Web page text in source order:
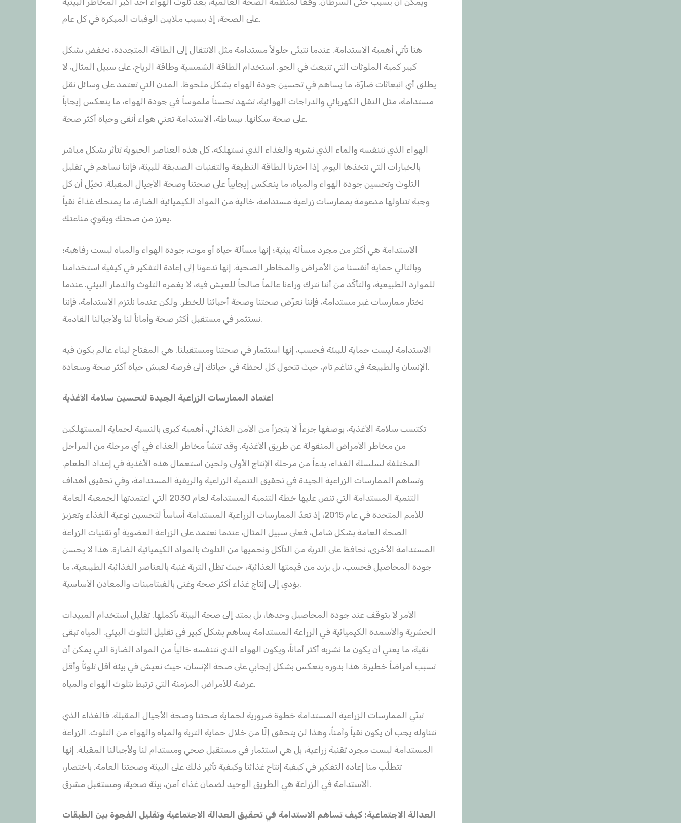
على الصحة، إذ يسبب ملايين الوفيات المبكرة في كل عام.
هنا تأتي أهمية الاستدامة. عندما نتبنّى حلولاً مستدامة مثل الانتقال إلى الطاقة المتجددة، نخفض بشكل
كبير كمية الملوثات التي تنبعث في الجو. استخدام الطاقة الشمسية وطاقة الرياح، على سبيل المثال، لا
يطلق أي انبعاثات ضارّة، ما يساهم في تحسين جودة الهواء بشكل ملحوظ. المدن التي تعتمد على وسائل نقل
مستدامة، مثل النقل الكهربائي والدراجات الهوائية، تشهد تحسناً ملموساً في جودة الهواء، ما ينعكس إيجاباً
على صحة سكانها. ببساطة، الاستدامة تعني هواء أنقى وحياة أكثر صحة.
الهواء الذي نتنفسه والماء الذي نشربه والغذاء الذي نستهلكه، كل هذه العناصر الحيوية تتأثر بشكل مباشر
بالخيارات التي نتخذها اليوم. إذا اخترنا الطاقة النظيفة والتقنيات الصديقة للبيئة، فإننا نساهم في تقليل
التلوث وتحسين جودة الهواء والمياه، ما ينعكس إيجابياً على صحتنا وصحة الأجيال المقبلة. تخيّل أن كل
وجبة تتناولها مدعومة بممارسات زراعية مستدامة، خالية من المواد الكيميائية الضارة، ما يمنحك غذاءً نقياً
يعزز من صحتك ويقوي مناعتك.
الاستدامة هي أكثر من مجرد مسألة بيئية؛ إنها مسألة حياة أو موت، جودة الهواء والمياه ليست رفاهية؛
وبالتالي حماية أنفسنا من الأمراض والمخاطر الصحية. إنها تدعونا إلى إعادة التفكير في كيفية استخدامنا
للموارد الطبيعية، والتأكّد من أننا نترك وراءنا عالماً صالحاً للعيش فيه، لا يغمره التلوث والدمار البيئي. عندما
نختار ممارسات غير مستدامة، فإننا نعرّض صحتنا وصحة أحبائنا للخطر. ولكن عندما نلتزم الاستدامة، فإننا
نستثمر في مستقبل أكثر صحة وأماناً لنا ولأجيالنا القادمة.
الاستدامة ليست حماية للبيئة فحسب، إنها استثمار في صحتنا ومستقبلنا. هي المفتاح لبناء عالم يكون فيه
الإنسان والطبيعة في تناغم تام، حيث تتحول كل لحظة في حياتك إلى فرصة لعيش حياة أكثر صحة وسعادة.
اعتماد الممارسات الزراعية الجيدة لتحسين سلامة الأغذية
تكتسب سلامة الأغذية، بوصفها جزءاً لا يتجزأ من الأمن الغذائي، أهمية كبرى بالنسبة لحماية المستهلكين
من مخاطر الأمراض المنقولة عن طريق الأغذية. وقد تنشأ مخاطر الغذاء في أي مرحلة من المراحل
المختلفة لسلسلة الغذاء، بدءاً من مرحلة الإنتاج الأولى ولحين استعمال هذه الأغذية في إعداد الطعام.
وتساهم الممارسات الزراعية الجيدة في تحقيق التنمية الزراعية والريفية المستدامة، وفي تحقيق أهداف
التنمية المستدامة التي تنص عليها خطة التنمية المستدامة لعام 2030 التي اعتمدتها الجمعية العامة
للأمم المتحدة في عام 2015، إذ تعدّ الممارسات الزراعية المستدامة أساساً لتحسين نوعية الغذاء وتعزيز
الصحة العامة بشكل شامل، فعلى سبيل المثال، عندما نعتمد على الزراعة العضوية أو تقنيات الزراعة
المستدامة الأخرى، نحافظ على التربة من التآكل ونحميها من التلوث بالمواد الكيميائية الضارة. هذا لا يحسن
جودة المحاصيل فحسب، بل يزيد من قيمتها الغذائية، حيث تظل التربة غنية بالعناصر الغذائية الطبيعية، ما
يؤدي إلى إنتاج غذاء أكثر صحة وغنى بالفيتامينات والمعادن الأساسية.
الأمر لا يتوقف عند جودة المحاصيل وحدها، بل يمتد إلى صحة البيئة بأكملها. تقليل استخدام المبيدات
الحشرية والأسمدة الكيميائية في الزراعة المستدامة يساهم بشكل كبير في تقليل التلوث البيئي. المياه تبقى
نقية، ما يعني أن يكون ما نشربه أكثر أماناً، ويكون الهواء الذي نتنفسه خالياً من المواد الضارة التي يمكن أن
تسبب أمراضاً خطيرة. هذا بدوره ينعكس بشكل إيجابي على صحة الإنسان، حيث نعيش في بيئة أقل تلوثاً وأقل
عرضة للأمراض المزمنة التي ترتبط بتلوث الهواء والمياه.
تبنّي الممارسات الزراعية المستدامة خطوة ضرورية لحماية صحتنا وصحة الأجيال المقبلة. فالغذاء الذي
نتناوله يجب أن يكون نقياً وآمناً، وهذا لن يتحقق إلّا من خلال حماية التربة والمياه والهواء من التلوث. الزراعة
المستدامة ليست مجرد تقنية زراعية، بل هي استثمار في مستقبل صحي ومستدام لنا ولأجيالنا المقبلة. إنها
تتطلّب منا إعادة التفكير في كيفية إنتاج غذائنا وكيفية تأثير ذلك على البيئة وصحتنا العامة. باختصار،
الاستدامة في الزراعة هي الطريق الوحيد لضمان غذاء آمن، بيئة صحية، ومستقبل مشرق.
العدالة الاجتماعية: كيف تساهم الاستدامة في تحقيق العدالة الاجتماعية وتقليل الفجوة بين الطبقات